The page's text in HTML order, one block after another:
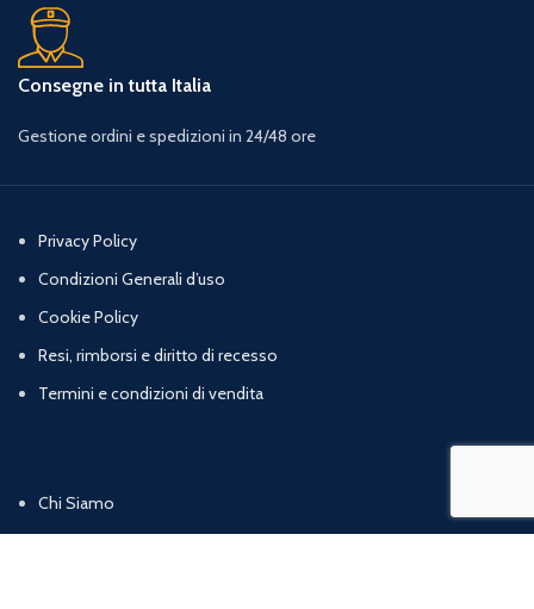
Consegne in tutta Italia
Gestione ordini e spedizioni in 24/48 ore
Privacy Policy
Condizioni Generali d’uso
Cookie Policy
Resi, rimborsi e diritto di recesso
Termini e condizioni di vendita
Chi Siamo
Contatti